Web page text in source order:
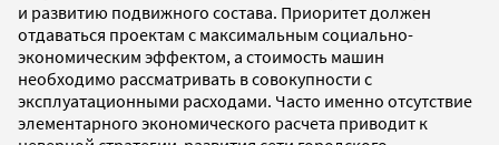
и развитию подвижного состава. Приоритет должен
отдаваться проектам с максимальным социально-
экономическим эффектом, а стоимость машин
необходимо рассматривать в совокупности с
эксплуатационными расходами. Часто именно отсутствие
элементарного экономического расчета приводит к